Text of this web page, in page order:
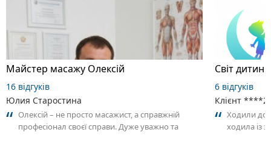
Майстер масажу Олексій
16 відгуків
Юлия Старостина
Олексій – не просто масажист, а справжній
професіонал своєї справи. Дуже уважно та
6 відгуків
Клієнт
Ходили до
ходила із